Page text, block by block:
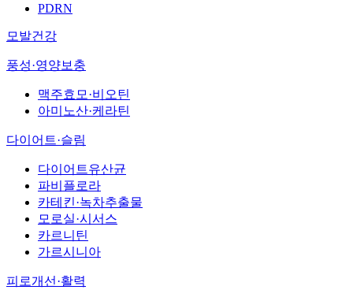
PDRN
모발건강
풍성·영양보충
맥주효모·비오틴
아미노산·케라틴
다이어트·슬림
다이어트유산균
파비플로라
카테킨·녹차추출물
모로실·시서스
카르니틴
가르시니아
피로개선·활력